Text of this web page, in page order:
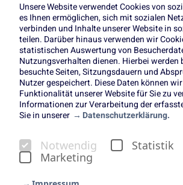
Unsere Website verwendet Cookies von
es Ihnen ermöglichen, sich mit sozialen
verbinden und Inhalte unserer Website in
teilen. Darüber hinaus verwenden wir
statistischen Auswertung von
Nutzungsverhalten dienen. Hierbei werden
besuchte Seiten, Sitzungsdauern und
Nutzer gespeichert. Diese Daten können
Funktionalität unserer Website für Sie zu
Informationen zur Verarbeitung der
Sie in unserer
Datenschutzerklärung.
Notwendig Statistik
Marketing
Petersilienwurzel-
Pastinaken-
zweierlei
Petersilienwurzel-
Pastinaken-Pommes